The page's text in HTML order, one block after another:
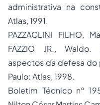
administrativa na
Atlas, 1991.
PAZZAGLINI FILHO,
FAZZIO JR., Waldo.
aspectos da defesa
Paulo: Atlas, 1998.
Boletim Técnico n°